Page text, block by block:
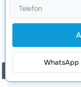
CAȚI dezvoltatori
50% din
CE jocuri
precumThe Last
experiențe de joc
WhatsApp
Comanda un apel